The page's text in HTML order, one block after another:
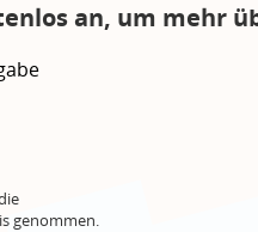
an, um mehr
genommen.